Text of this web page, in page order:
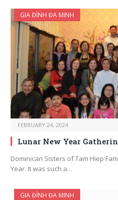
GIA ĐÌNH ĐA MINH
FEBRUARY 24, 2024
Lunar New Year
Dominican Sisters of Tam Hiep
Year. It was such a…
GIA ĐÌNH ĐA MINH